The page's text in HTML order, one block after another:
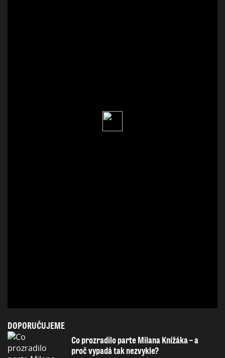
DOPORUČUJEME
Co prozradilo parte Milana Knížáka – a
proč vypadá tak nezvykle?